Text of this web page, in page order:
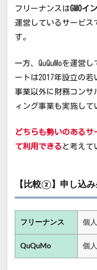
フリーナンスはGMOイ
運営しているサービス
す。
一方、QuQuMoを運営
ートは2017年設立の
事業以外に財務コンサ
ィング事業も実施して
どちらも勢いのあるサ
て利用できる と考えて
【比較②】申し込
フリーナンス 個
QuQuMo 個